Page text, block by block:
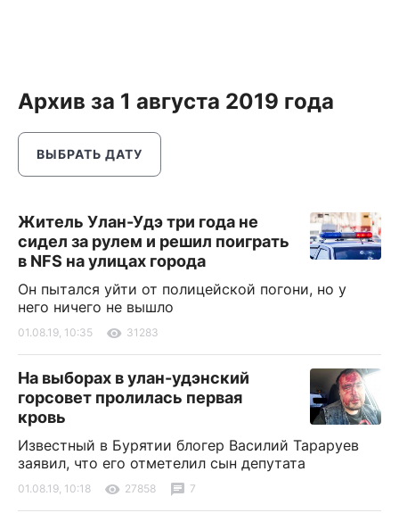
Архив за 1 августа 2019 года
ВЫБРАТЬ ДАТУ
Житель Улан-Удэ три года не
сидел за рулем и решил поиграть
в NFS на улицах города
Он пытался уйти от полицейской погони, но у
него ничего не вышло
01.08.19, 10:35 31283
На выборах в улан-удэнский
горсовет пролилась первая
кровь
Известный в Бурятии блогер Василий Тараруев
заявил, что его отметелил сын депутата
01.08.19, 10:18 27858 7